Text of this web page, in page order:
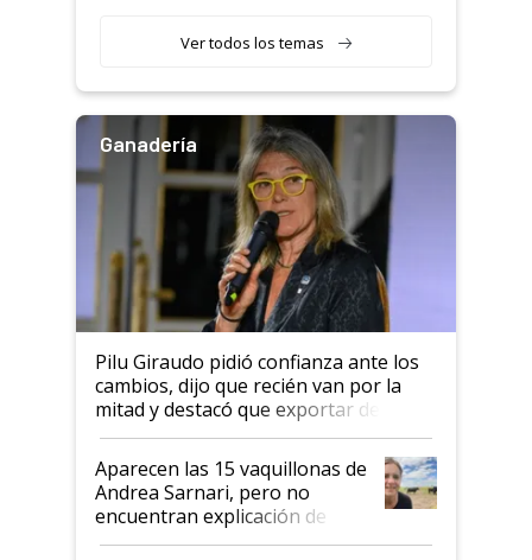
variedades que marcan un
salto tecnológico en genética y
Ver todos los temas
Ganadería
Pilu Giraudo pidió confianza ante los
cambios, dijo que recién van por la
mitad y destacó que exportar dejó de
ser "para unos pocos": "Tenemos un
mandato muy claro del gobierno
nacional"
Aparecen las 15 vaquillonas de
Andrea Sarnari, pero no
encuentran explicación de
cómo llegaron allí